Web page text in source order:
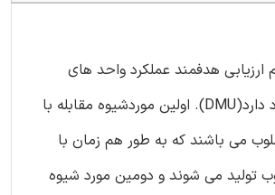
هدفمند عملکرد واحد های
تصمیم گیری وجود دارد(DMU). اولین موردشیوه مقابله با
می باشند که به طور هم زمان با
تولید می شوند و دومین مورد شیوه